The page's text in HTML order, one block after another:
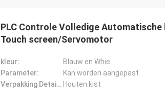
PLC Controle Volledige
Touch screen/Servomotor
kleur:
Blauw en Whie
Parameter:
Kan worden aangepast
Verpakking Details: Houten kist